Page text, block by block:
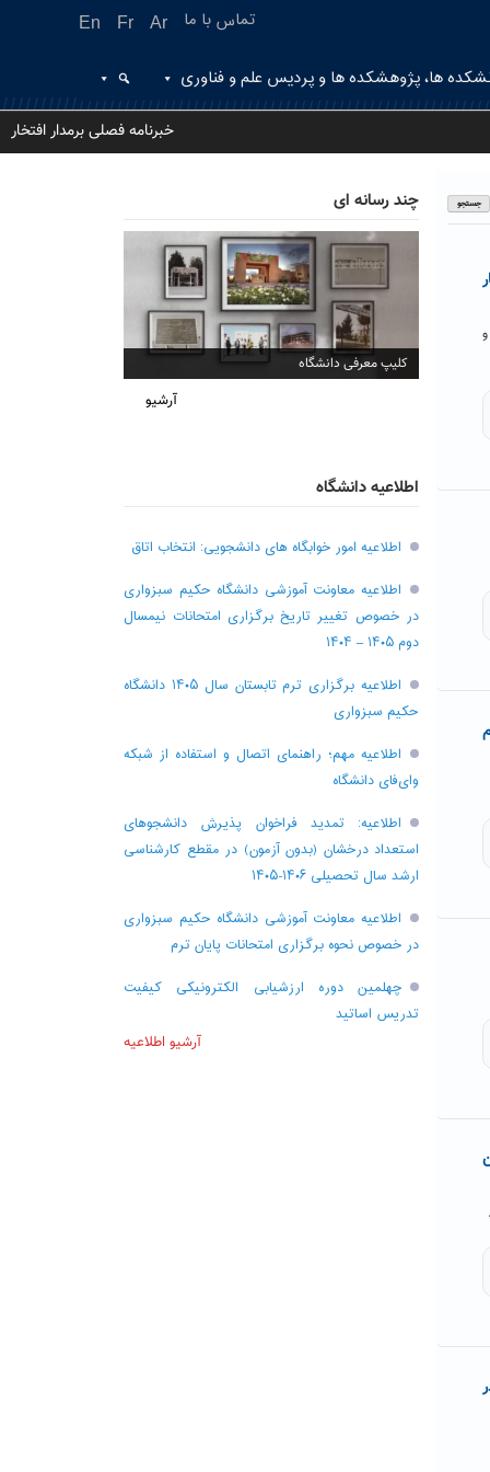
En Fr Ar تماس با ما
ها، پژوهشکده ها و پردیس علم و فناوری
خبرنامه فصلی برمدار افتخار
چند رسانه ای
کلیپ معرفی دانشگاه
آرشیو
اطلاعیه دانشگاه
اطلاعیه امور خوابگاه های دانشجویی: انتخاب اتاق
اطلاعیه معاونت آموزشی دانشگاه حکیم سبزواری
در خصوص تغییر تاریخ برگزاری امتحانات نیمسال
دوم ۱۴۰۵ – ۱۴۰۴
اطلاعیه برگزاری ترم تابستان سال ۱۴۰۵ دانشگاه
حکیم سبزواری
اطلاعیه مهم؛ راهنمای اتصال و استفاده از شبکه
وای‌فای دانشگاه
اطلاعیه: تمدید فراخوان پذیرش دانشجو‌های
استعداد درخشان (بدون آزمون) در مقطع کارشناسی
ارشد سال تحصیلی ۱۴۰۶-۱۴۰۵
اطلاعیه معاونت آموزشی دانشگاه حکیم سبزواری
در خصوص نحوه برگزاری امتحانات پایان ترم
چهلمین دوره ارزشیابی الکترونیکی کیفیت
تدریس اساتید
آرشیو اطلاعیه